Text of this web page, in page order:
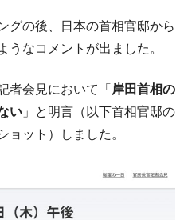
ォン安が急進！ 日米の協調
では。
いる。6カ月で対前年同期比
ティールが着韓！⇒ さっそ
無理だってば。
グの後、日本の首相官邸から
うなコメントが出ました。
者会見において「 岸田首相の
い 」と明言（以下首相官邸の
ョット）しました。